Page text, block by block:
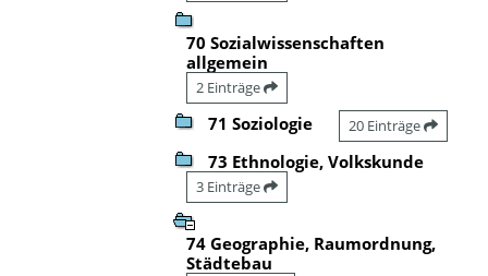
70 Sozialwissenschaften
allgemein
2 Einträge
71 Soziologie 20 Einträge
73 Ethnologie, Volkskunde
3 Einträge
74 Geographie, Raumordnung,
Städtebau